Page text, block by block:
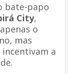
bate-papo
City,
o
mas
a